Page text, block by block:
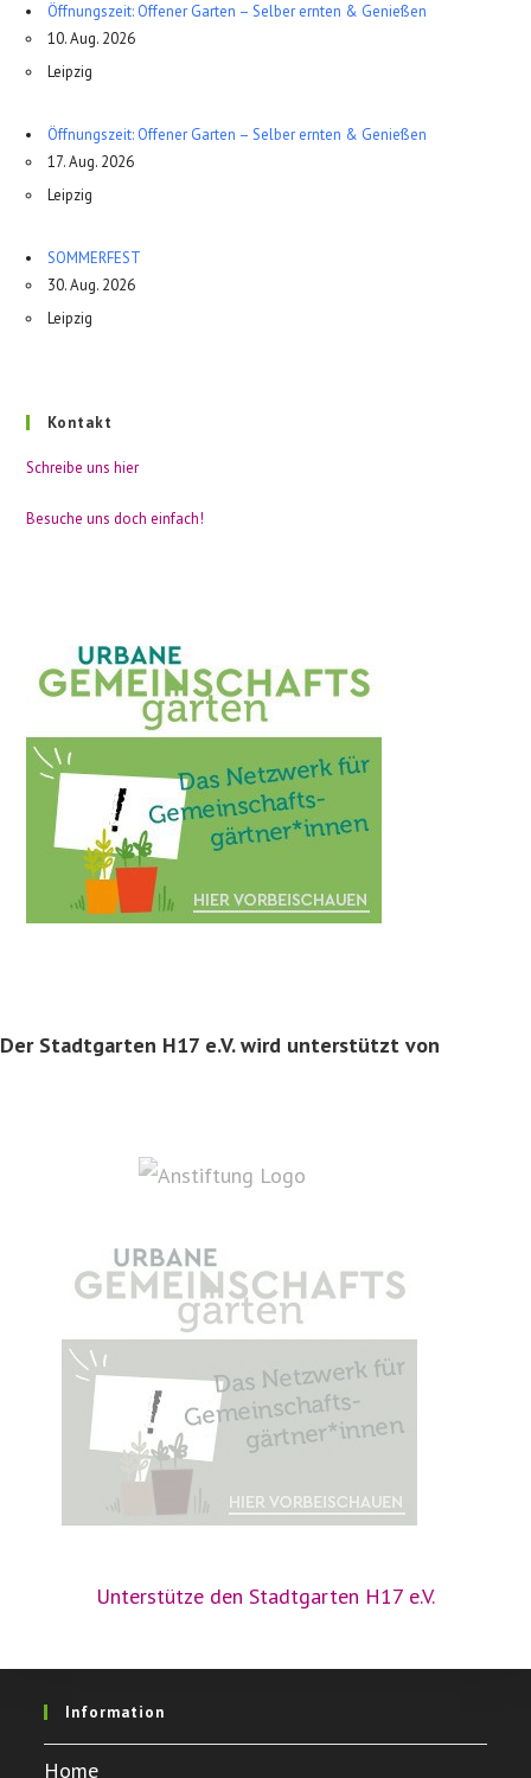
Öffnungszeit: Offener Garten – Selber ernten & Genießen
10. Aug. 2026
Leipzig
Öffnungszeit: Offener Garten – Selber ernten & Genießen
17. Aug. 2026
Leipzig
SOMMERFEST
30. Aug. 2026
Leipzig
Kontakt
Schreibe uns hier
Besuche uns doch einfach!
Der Stadtgarten H17 e.V. wird unterstützt von
Unterstütze den Stadtgarten H17 e.V.
Information
Home